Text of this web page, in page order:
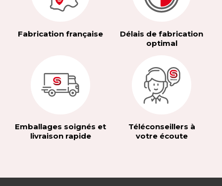
Fabrication française
Délais de fabrication
optimal
Emballages soignés et
livraison rapide
Téléconseillers à
votre écoute